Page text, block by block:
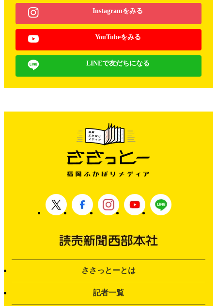
Instagramをみる
YouTubeをみる
LINEで友だちになる
ささっとーとは
記者一覧